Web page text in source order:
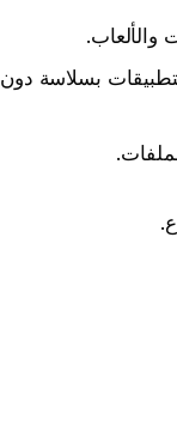
والألعاب.
بسلاسة دون